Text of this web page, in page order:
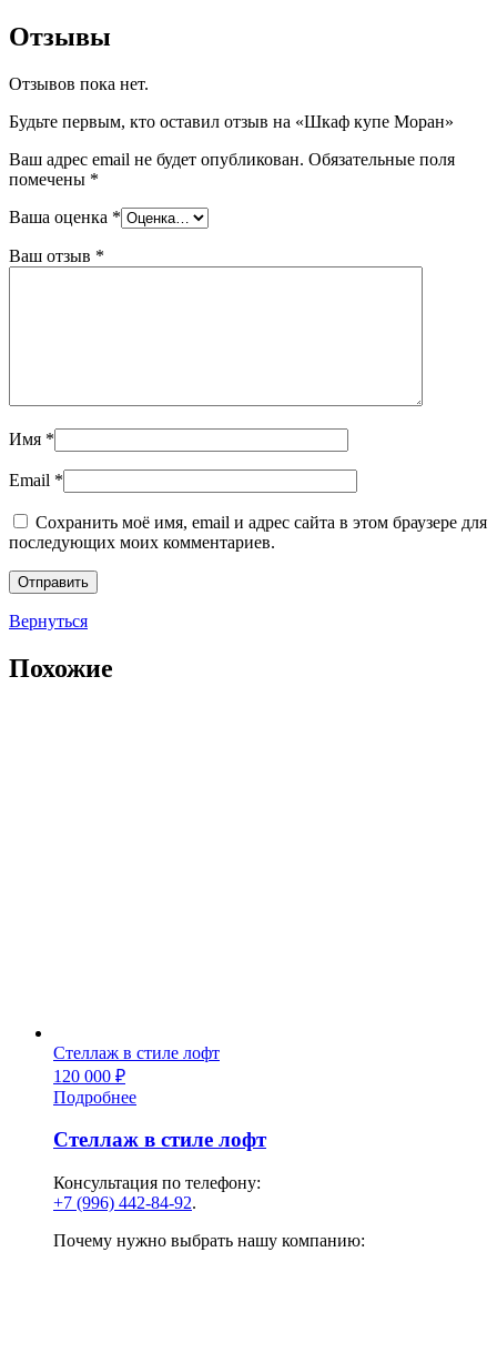
Отзывы
Отзывов пока нет.
Будьте первым, кто оставил отзыв на «Шкаф купе Моран»
Ваш адрес email не будет опубликован. Обязательные поля
помечены *
Ваша оценка *
Ваш отзыв *
Имя *
Email *
Сохранить моё имя, email и адрес сайта в этом браузере для
последующих моих комментариев.
Вернуться
Похожие
Стеллаж в стиле лофт
120 000 ₽
Подробнее
Стеллаж в стиле лофт
Консультация по телефону:
+7 (996) 442-84-92.
Почему нужно выбрать нашу компанию: